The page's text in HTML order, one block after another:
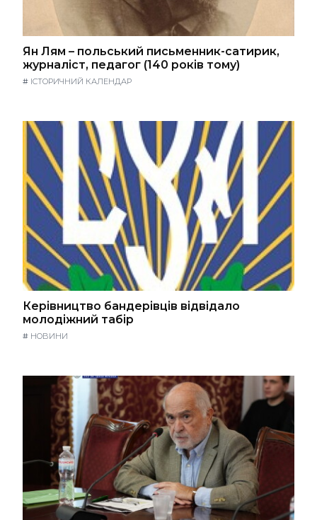
Ян Лям – польський письменник-сатирик,
журналіст, педагог (140 років тому)
# ІСТОРИЧНИЙ КАЛЕНДАР
Керівництво бандерівців відвідало
молодіжний табір
# НОВИНИ